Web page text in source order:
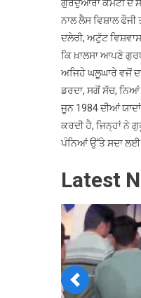
ਗੁਰਦੁਆਰਾ ਕਮੇਟੀ ਦੇ
ਨਾਲ ਲੈਸ ਵਿਸ਼ਾਲ
ਦਲੇਰੀ, ਅਟੁੱਟ
ਕਿ ਖ਼ਾਲਸਾ ਆਪਣੇ
ਅਜਿਹੇ ਘਲੂਘਾਰੇ ਵਜੋਂ
ਡਰਦਾ, ਸਗੋਂ ਸੱਚ,
ਜੂਨ 1984 ਦੀਆਂ
ਕਰਦੀ ਹੈ, ਜਿਨ੍ਹਾਂ ਨੇ
ਪੰਨਿਆਂ ਉੱਤੇ ਸਦਾ ਲਈ
Latest
Previous